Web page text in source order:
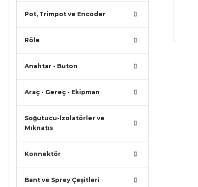
Pot, Trimpot ve Encoder
Röle
Anahtar - Buton
Araç - Gereç - Ekipman
Soğutucu-İzolatörler ve
Mıknatıs
Konnektör
Bant ve Sprey Çeşitleri